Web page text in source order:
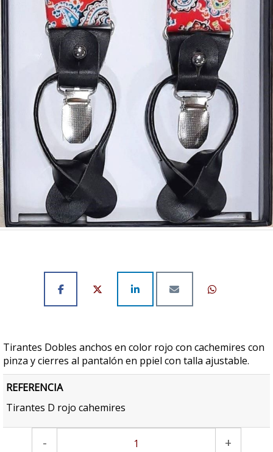
Tirantes Dobles anchos en color rojo con cachemires con
pinza y cierres al pantalón en ppiel con talla ajustable.
REFERENCIA
Tirantes D rojo cahemires
- +